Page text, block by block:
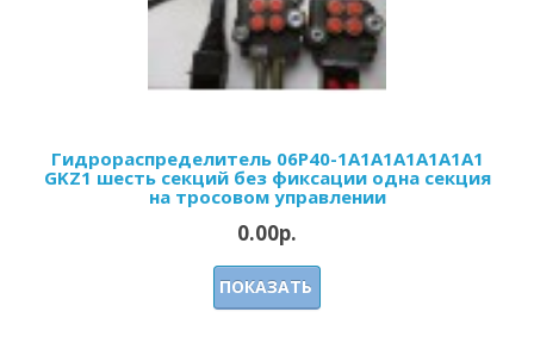
Гидрораспределитель 06Р40-1А1А1А1A1A1A1
GKZ1 шесть секций без фиксации одна секция
на тросовом управлении
0.00р.
ПОКАЗАТЬ